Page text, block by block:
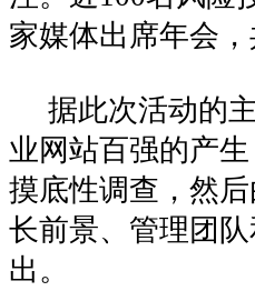
家媒体出席年会
据此次活动的主
业网站百强的产
摸底性调查，然
长前景、管理团
出。